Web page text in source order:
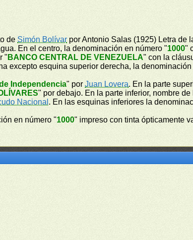
deSimón Bolívar por Antonio Salas (1925) Letra de
En el centro, la denominación en número "1000"
" BANCO CENTRAL DE VENEZUELA" con la
excepto esquina superior derecha, la
Independencia" porJuan Lovera. En la parte
" por debajo. En la parte inferior, nombre de
Nacional . En las esquinas inferiores la
en número "1000" impreso con tinta ópticamente